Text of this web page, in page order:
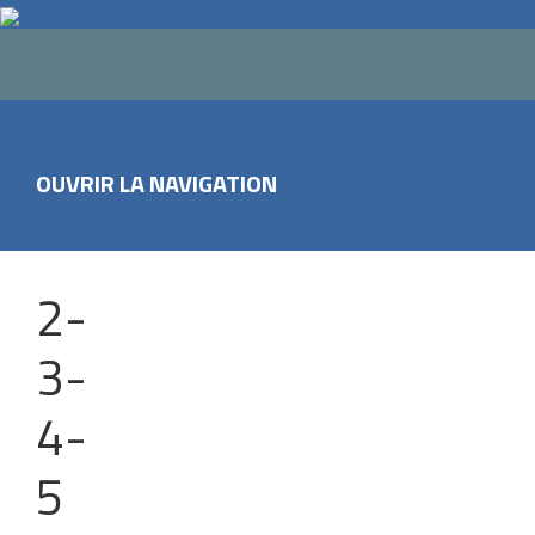
OUVRIR LA NAVIGATION
2-
3-
4-
5